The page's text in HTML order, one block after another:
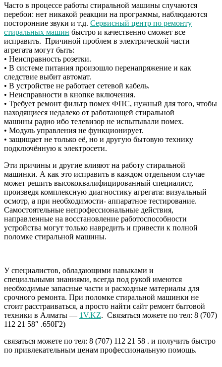
Часто в процессе работы стиральной машины случаются
перебои: нет никакой реакции на программы, наблюдаются
посторонние звуки и т.д. Сервисный центр по ремонту
стиральных машин быстро и качественно сможет все
исправить. Причиной проблем в электрической части
агрегата могут быть:
• Неисправность розетки.
• В системе питания произошло перенапряжение и как
следствие выбит автомат.
• В устройстве не работает сетевой кабель.
• Неисправности в кнопке включения.
• Требует ремонт фильтр помех ФПС, нужный для того, чтобы
находящиеся недалеко от работающей стиральной
машины радио ибо телевизор не испытывали помех.
• Модуль управления не функционирует.
• защищает не только её, но и другую бытовую технику
подключённую к электросети.
Эти причины и другие влияют на работу стиральной
машинки. А как это исправить в каждом отдельном случае
может решить высококвалифицированный специалист,
произведя комплексную диагностику агрегата: визуальный
осмотр, а при необходимости- аппаратное тестирование.
Самостоятельные непрофессиональные действия,
направленные на восстановление работоспособности
устройства могут только навредить и привести к полной
поломке стиральной машины.
У специалистов, обладающими навыками и
специальными знаниями, всегда под рукой имеются
необходимые запасные части и расходные материалы для
срочного ремонта. При поломке стиральной машинки не
стоит расстраиваться, а просто найти сайт ремонт бытовой
техники в Алматы — 1V.KZ. Связаться можете по тел: 8 (707)
112 21 58″ .650Г2)
связаться можете по тел: 8 (707) 112 21 58 . и получить быстро
по привлекательным ценам профессиональную помощь.